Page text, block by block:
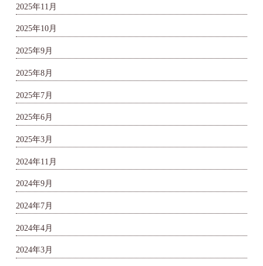
2025年11月
2025年10月
2025年9月
2025年8月
2025年7月
2025年6月
2025年3月
2024年11月
2024年9月
2024年7月
2024年4月
2024年3月